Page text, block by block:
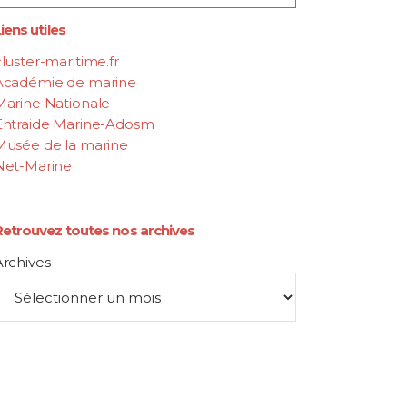
utiles
maritime.fr
de marine
Nationale
Marine-Adosm
de la marine
Marine
toutes nos archives